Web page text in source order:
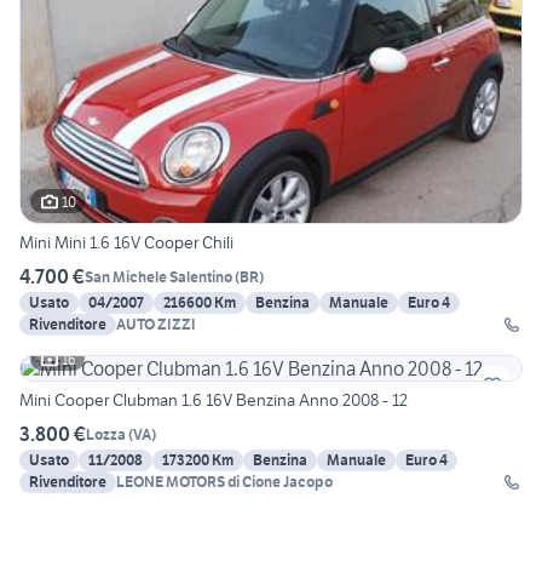
10
Mini Mini 1.6 16V Cooper Chili
4.700 €San Michele Salentino(BR)
Usato
04/2007 216600 Km Benzina Manuale
Euro 4
Rivenditore AUTO ZIZZI
16
Mini Cooper Clubman 1.6 16V Benzina Anno 2008 - 12
3.800 €Lozza (VA)
Usato
11/2008 173200 Km Benzina Manuale
Euro 4
Rivenditore LEONE MOTORS di Cione Jacopo